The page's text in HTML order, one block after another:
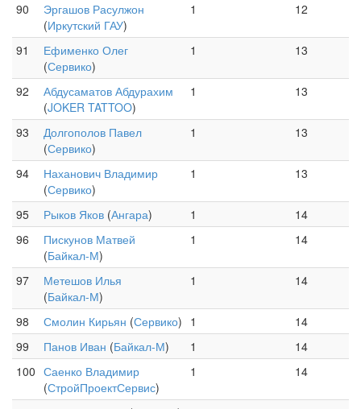
90
Эргашов Расулжон
(Иркутский ГАУ)
1 12
91
Ефименко Олег
(Сервико)
1 13
92
Абдусаматов Абдурахим
(JOKER TATTOO)
1 13
93
Долгополов Павел
(Сервико)
1 13
94
Наханович Владимир
(Сервико)
1 13
95 Рыков Яков (Ангара) 1
14
96
Пискунов Матвей
(Байкал-М)
1 14
97
Метешов Илья
(Байкал-М)
1 14
98 Смолин Кирьян (Сервико) 1
14
99
Панов Иван (Байкал-М) 1
14
100 Саенко Владимир
(СтройПроектСервис)
1 14